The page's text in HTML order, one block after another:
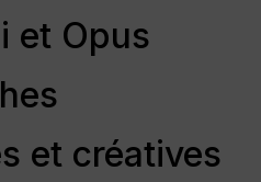
et Opus
et créatives